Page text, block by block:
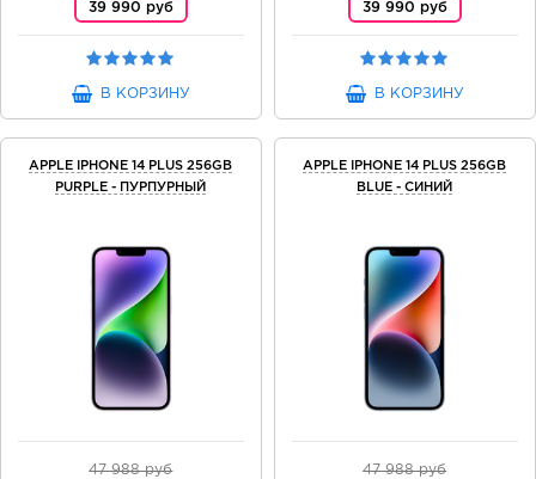
39 990 руб
В КОРЗИНУ
39 990 руб
В КОРЗИНУ
APPLE IPHONE 14 PLUS 256GB
PURPLE - ПУРПУРНЫЙ
47 988 руб
APPLE IPHONE 14 PLUS 256GB
BLUE - СИНИЙ
47 988 руб